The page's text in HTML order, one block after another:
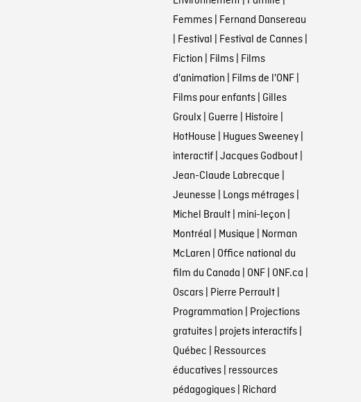
Femmes| Fernand Dansereau
| Festival | Festival de Cannes|
Fiction | Films| Films
d'animation | Films de l'ONF|
Films pour enfants| Gilles
Groulx| Guerre | Histoire |
HotHouse | Hugues Sweeney|
interactif| Jacques Godbout|
Jean-Claude Labrecque |
Jeunesse | Longs métrages|
Michel Brault| mini-leçon |
Montréal | Musique | Norman
McLaren | Office national du
film du Canada | ONF| ONF.ca |
Oscars| Pierre Perrault|
Programmation | Projections
gratuites| projets interactifs|
Québec | Ressources
éducatives| ressources
pédagogiques| Richard